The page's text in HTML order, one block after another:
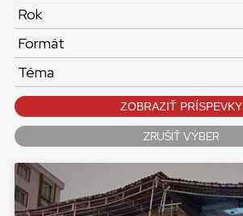
ČESKÁ REPUBLIKA
ZOBRAZIŤ PRÍSPEVKY
ZRUŠIŤ VÝBER